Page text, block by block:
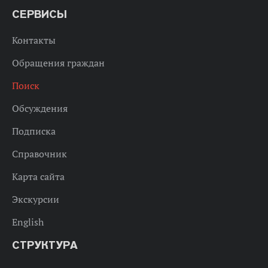
СЕРВИСЫ
Контакты
Обращения граждан
Поиск
Обсуждения
Подписка
Справочник
Карта сайта
Экскурсии
English
СТРУКТУРА